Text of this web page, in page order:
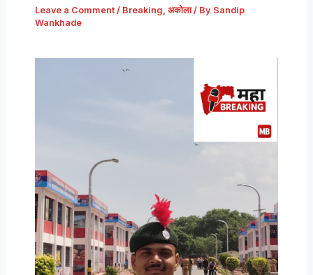
Leave a Comment / Breaking अकोला/ By Sandip
Wankhade